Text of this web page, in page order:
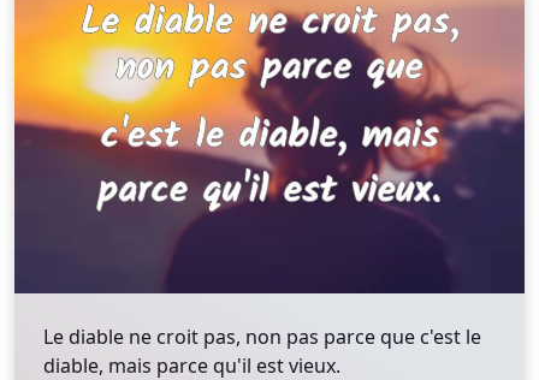
Le diable ne croit pas, non pas parce que c'est le
diable, mais parce qu'il est vieux.